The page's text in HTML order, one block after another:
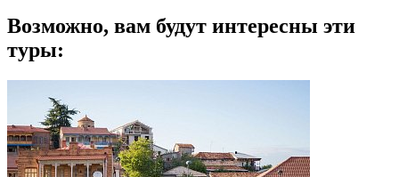
Возможно, вам будут интересны эти
туры: